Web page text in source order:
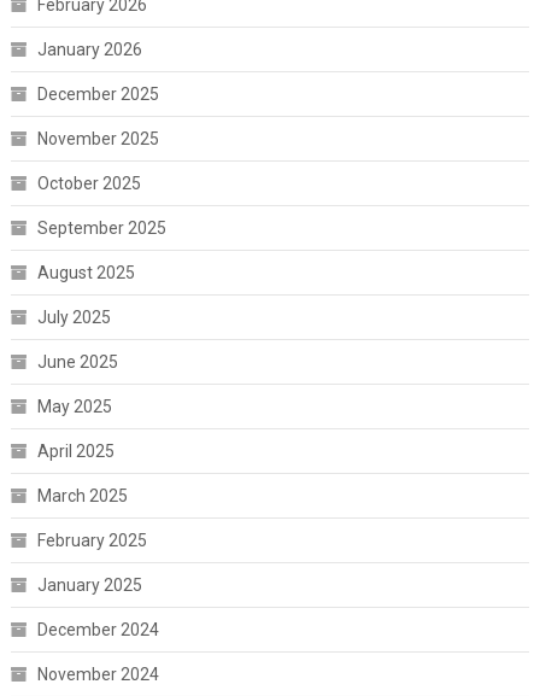
February 2026
January 2026
December 2025
November 2025
October 2025
September 2025
August 2025
July 2025
June 2025
May 2025
April 2025
March 2025
February 2025
January 2025
December 2024
November 2024